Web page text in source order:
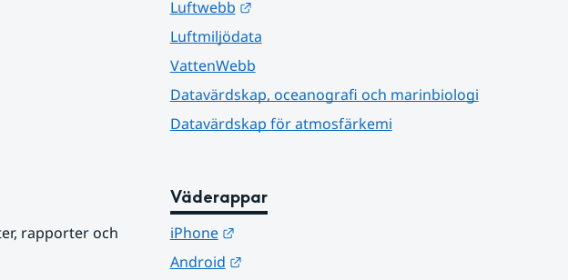
Luftwebb
Länk till annan webbplats.
Luftmiljödata
VattenWebb
Datavärdskap, oceanografi och marinbiologi
Datavärdskap för atmosfärkemi
rapporter och
Väderappar
iPhone
Länk till annan webbplats.
Android
Länk till annan webbplats.